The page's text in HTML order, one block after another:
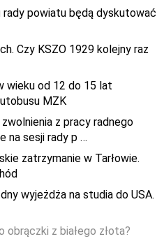
rady powiatu będą dyskutować
Czy KSZO 1929 kolejny raz
wieku od 12 do 15 lat
MZK
z pracy radnego
na sesji rady p …
zatrzymanie w Tarłowie.
wyjeżdża na studia do USA.
obrączki z białego złota?